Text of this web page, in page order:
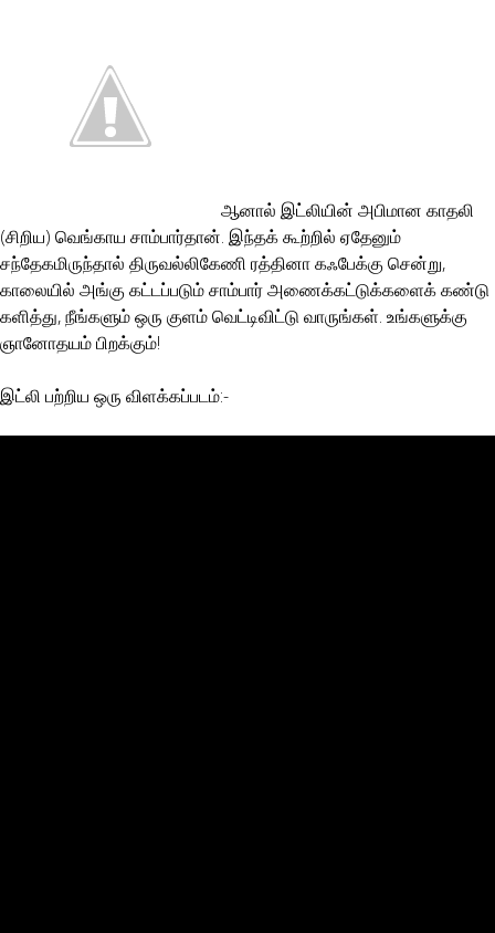
ஆனால் இட்லியின் அபிமான காதலி
(சிறிய) வெங்காய சாம்பார்தான். இந்தக் கூற்றில் ஏதேனும்
சந்தேகமிருந்தால் திருவல்லிகேணி ரத்தினா கஃபேக்கு சென்று,
காலையில் அங்கு கட்டப்படும் சாம்பார் அணைக்கட்டுக்களைக் கண்டு
களித்து, நீங்களும் ஒரு குளம் வெட்டிவிட்டு வாருங்கள். உங்களுக்கு
ஞானோதயம் பிறக்கும்!
இட்லி பற்றிய ஒரு விளக்கப்படம்:-